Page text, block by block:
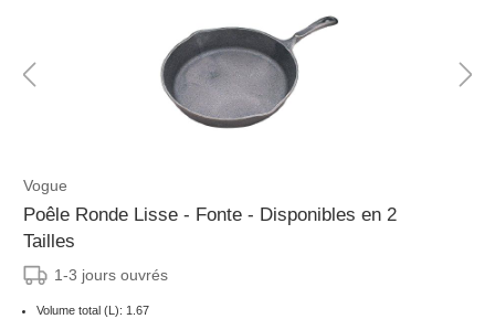
Vogue
Poêle Ronde Lisse - Fonte - Disponibles en 2
Tailles
1-3 jours ouvrés
Volume total (L): 1.67